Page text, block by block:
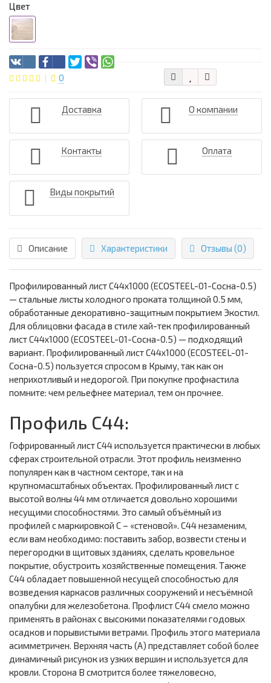
Цвет
0
Доставка О компании
Контакты Оплата
Виды покрытий
Описание Характеристики Отзывы (0)
Профилированный лист С44х1000 (ECOSTEEL-01-Сосна-0.5)
— стальные листы холодного проката толщиной 0.5 мм,
обработанные декоративно-защитным покрытием Экостил.
Для облицовки фасада в стиле хай-тек профилированный
лист С44х1000 (ECOSTEEL-01-Сосна-0.5) — подходящий
вариант. Профилированный лист С44х1000 (ECOSTEEL-01-
Сосна-0.5) пользуется спросом в Крыму, так как он
неприхотливый и недорогой. При покупке профнастила
помните: чем рельефнее материал, тем он прочнее.
Профиль С44:
Гофрированный лист С44 используется практически в любых
сферах строительной отрасли. Этот профиль неизменно
популярен как в частном секторе, так и на
крупномасштабных объектах. Профилированный лист с
высотой волны 44 мм отличается довольно хорошими
несущими способностями. Это самый объёмный из
профилей с маркировкой С – «стеновой». С44 незаменим,
если вам необходимо: поставить забор, возвести стены и
перегородки в щитовых зданиях, сделать кровельное
покрытие, обустроить хозяйственные помещения. Также
С44 обладает повышенной несущей способностью для
возведения каркасов различных сооружений и несъёмной
опалубки для железобетона. Профлист С44 смело можно
применять в районах с высокими показателями годовых
осадков и порывистыми ветрами. Профиль этого материала
асимметричен. Верхняя часть (А) представляет собой более
динамичный рисунок из узких вершин и используется для
кровли. Сторона В смотрится более тяжеловесно,